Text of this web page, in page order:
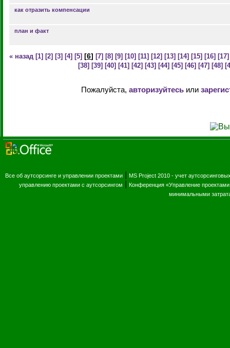
как отразить компенсации
план и факт
« назад [1] [2] [3] [4] [5] [6] [7] [8] [9] [10] [11] [12] [13] [14] [15] [16] [17]
[38] [39] [40] [41] [42] [43] [44] [45] [46] [47] [48]
Пожалуйста, авторизуйтесьили
Все об аутсорсинге и управлении проектами
MS Project 2010 - учет
управлению проектами с аутсорсингом
Конференция «Управление
минимальными